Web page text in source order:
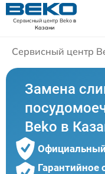
Сервисный центр Bekoв
Казани
Сервисный центр
Замена
Beko в
Гарантийное